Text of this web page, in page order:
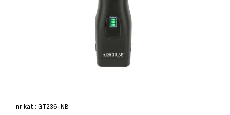
nr kat.: GT236-NB